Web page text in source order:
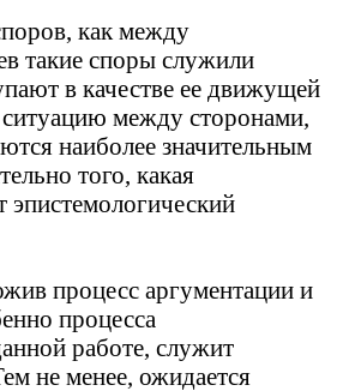
как между
такие споры служили
в качестве ее движущей
между сторонами,
наиболее значительным
того, какая
процесс аргументации и
процесса
работе, служит
не менее, ожидается